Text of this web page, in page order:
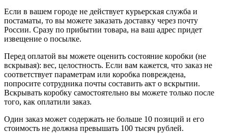
Если в вашем городе не действует курьерская служба и
постаматы, то вы можете заказать доставку через почту
России. Сразу по прибытии товара, на ваш адрес придет
извещение о посылке.
Перед оплатой вы можете оценить состояние коробки (не
вскрывая): вес, целостность. Если вам кажется, что заказ не
соответствует параметрам или коробка повреждена,
попросите сотрудника почты составить акт о вскрытии.
Вскрывать коробку самостоятельно вы можете только после
того, как оплатили заказ.
Один заказ может содержать не больше 10 позиций и его
стоимость не должна превышать 100 тысяч рублей.